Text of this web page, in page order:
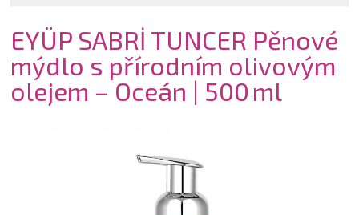
EYÜP SABRİ TUNCER Pěnové
mýdlo s přírodním olivovým
olejem – Oceán | 500 ml